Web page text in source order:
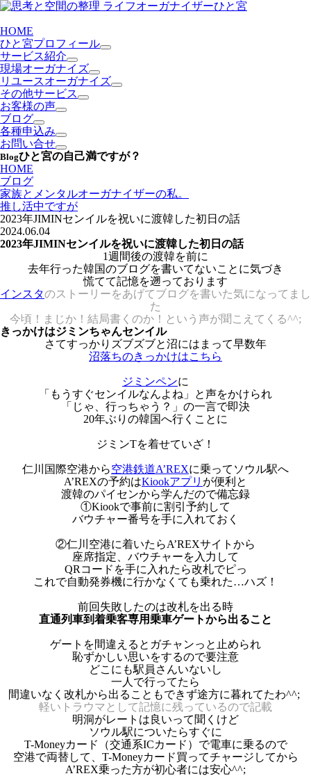
HOME
ひと宮プロフィール
サービス紹介
現場オーガナイズ
リユースオーガナイズ
その他サービス
お客様の声
ブログ
各種申込み
お問い合せ
Blogひと宮の自己満ですが？
HOME
ブログ
家族とメンタルオーガナイザーの私。
推し活中ですが
2023年JIMINセンイルを祝いに渡韓した初日の話
2024.06.04
2023年JIMINセンイルを祝いに渡韓した初日の話
1週間後の渡韓を前に
去年行った韓国のブログを書いてないことに気づき
慌てて記憶を遡っております
インスタのストーリーをあげてブログを書いた気になってまし
た
今頃！まじか！結局書くのか！という声が聞こえてくる^^;
きっかけはジミンちゃんセンイル
さてすっかりズブズブと沼にはまって早数年
沼落ちのきっかけはこちら
ジミンペンに
「もうすぐセンイルなんよね」と声をかけられ
「じゃ、行っちゃう？」の一言で即決
20年ぶりの韓国へ行くことに
ジミンTを着せていざ！
仁川国際空港から空港鉄道A’REXに乗ってソウル駅へ
A’REXの予約はKiookアプリ が便利と
渡韓のパイセンから学んだので備忘録
①Kiookで事前に割引予約して
バウチャー番号を手に入れておく
②仁川空港に着いたらA’REXサイトから
座席指定、バウチャーを入力して
QRコードを手に入れたら改札でピっ
これで自動発券機に行かなくても乗れた…ハズ！
前回失敗したのは改札を出る時
直通列車到着乗客専用乗車ゲートから出ること
ゲートを間違えるとガチャンっと止められ
恥ずかしい思いをするので要注意
どこにも駅員さんいないし
一人で行ってたら
間違いなく改札から出ることもできず途方に暮れてたわ^^;
軽いトラウマとして記憶に残っているので記載
明洞がレートは良いって聞くけど
ソウル駅についたらすぐに
T-Moneyカード（交通系ICカード）で電車に乗るので
空港で両替して、 T-Moneyカード買ってチャージしてから
A’REX乗った方が初心者には安心^^;